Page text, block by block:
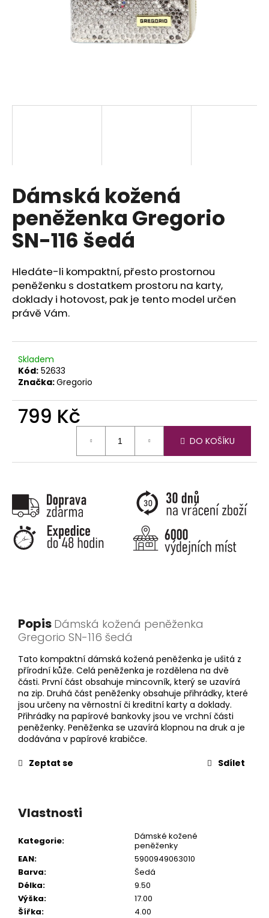
Dámská kožená
peněženka Gregorio
SN-116 šedá
Hledáte-li kompaktní, přesto prostornou
peněženku s dostatkem prostoru na karty,
doklady i hotovost, pak je tento model určen
právě Vám.
Skladem
Kód: 52633
Značka:Gregorio
799 Kč
DO KOŠÍKU
Popis Dámská kožená peněženka
Gregorio SN-116 šedá
Tato kompaktní dámská kožená peněženka je ušitá z
přírodní kůže. Celá peněženka je rozdělena na dvě
části. První část obsahuje mincovník, který se uzavírá
na zip. Druhá část peněženky obsahuje přihrádky, které
jsou určeny na věrnostní či kreditní karty a doklady.
Přihrádky na papírové bankovky jsou ve vrchní části
peněženky. Peněženka se uzavírá klopnou na druk a je
dodávána v papírové krabičce.
Zeptat se
Sdílet
Vlastnosti
Kategorie:
Dámské kožené
peněženky
EAN:
5900949063010
Barva:
Šedá
Délka:
9.50
Výška:
17.00
Šířka:
4.00
D
o
p
o
r
č
u
j
e
m
e